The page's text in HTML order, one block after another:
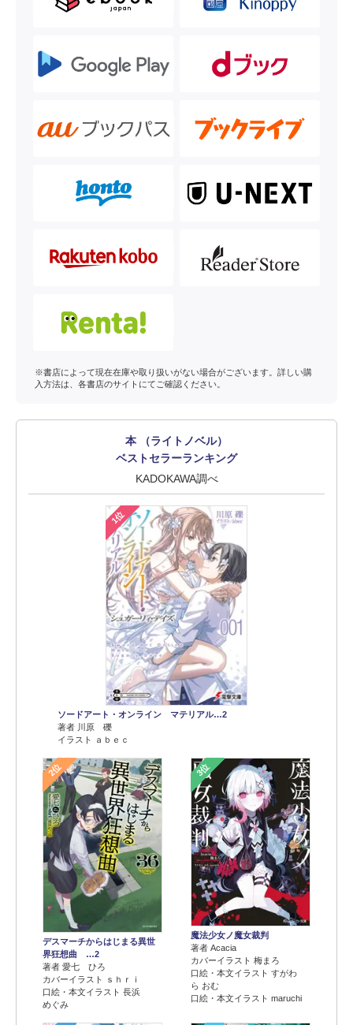
※書店によって現在在庫や取り扱いがない場合がございます。詳しい購
入方法は、各書店のサイトにてご確認ください。
本 （ライトノベル）
ベストセラーランキング
KADOKAWA調べ
1位
ソードアート・オンライン マテリアル…2
著者 川原 礫
イラスト ａｂｅｃ
2位
デスマーチからはじまる異世
界狂想曲 …2
著者 愛七 ひろ
カバーイラスト ｓｈｒｉ
口絵・本文イラスト 長浜
めぐみ
3位
魔法少女ノ魔女裁判
著者 Acacia
カバーイラスト 梅まろ
口絵・本文イラスト すがわ
ら おむ
口絵・本文イラスト maruchi